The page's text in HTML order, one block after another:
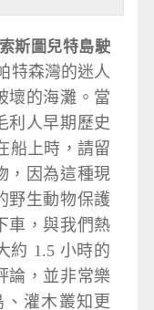
斯圖兒特島駛
特森灣的迷人
壞的海灘。當
利人早期歷史
船上時，請留
，因為這種現
野生動物保護
車，與我們熱
約 1.5 小時的
論，並非常樂
灌木叢知更